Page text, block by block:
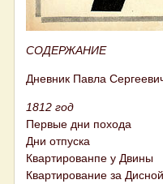
СОДЕРЖАНИЕ
Дневник Павла
1812 год
Первые дни похода
Дни отпуска
Квартированпе у Двины
Квартирование за Дисной